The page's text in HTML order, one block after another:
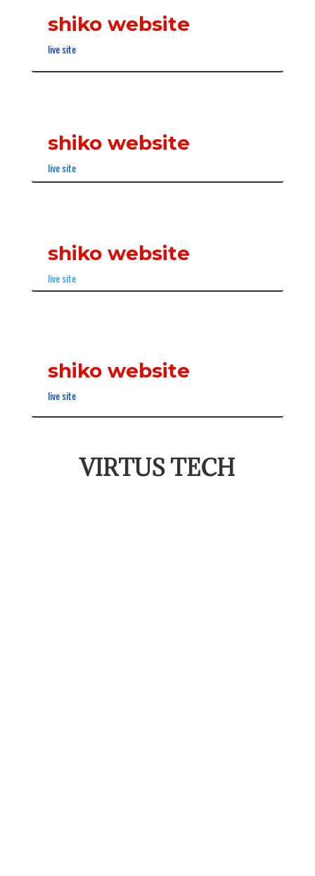
shiko website
live site
shiko website
live site
shiko website
live site
shiko website
live site
VIRTUS TECH